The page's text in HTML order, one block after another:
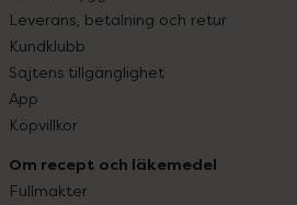
Leverans, betalning och retur
Kundklubb
Sajtens tillgänglighet
App
Köpvillkor
Om recept och läkemedel
Fullmakter